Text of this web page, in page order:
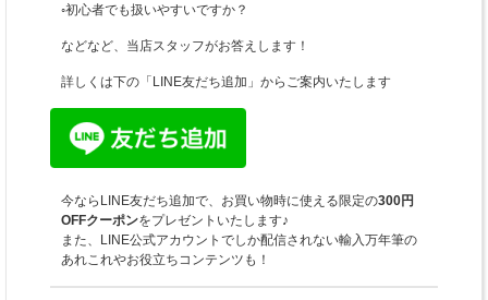
◦初心者でも扱いやすいですか？
などなど、当店スタッフがお答えします！
詳しくは下の「LINE友だち追加」からご案内いたします
今ならLINE友だち追加で、お買い物時に使える限定の300円
OFFクーポンをプレゼントいたします♪
また、LINE公式アカウントでしか配信されない輸入万年筆の
あれこれやお役立ちコンテンツも！